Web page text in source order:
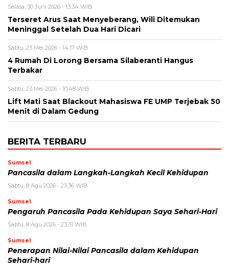
Selasa, 30 Juni 2026 - 13:34 WIB
Terseret Arus Saat Menyeberang, Wili Ditemukan
Meninggal Setelah Dua Hari Dicari
Sabtu, 23 Mei 2026 - 14:17 WIB
4 Rumah Di Lorong Bersama Silaberanti Hangus
Terbakar
Sabtu, 23 Mei 2026 - 10:48 WIB
Lift Mati Saat Blackout Mahasiswa FE UMP Terjebak 50
Menit di Dalam Gedung
BERITA TERBARU
Sumsel
Pancasila dalam Langkah-Langkah Kecil Kehidupan
Sabtu, 8 Agu 2026 - 23:36 WIB
Sumsel
Pengaruh Pancasila Pada Kehidupan Saya Sehari-Hari
Sabtu, 8 Agu 2026 - 23:31 WIB
Sumsel
Penerapan Nilai-Nilai Pancasila dalam Kehidupan
Sehari-hari